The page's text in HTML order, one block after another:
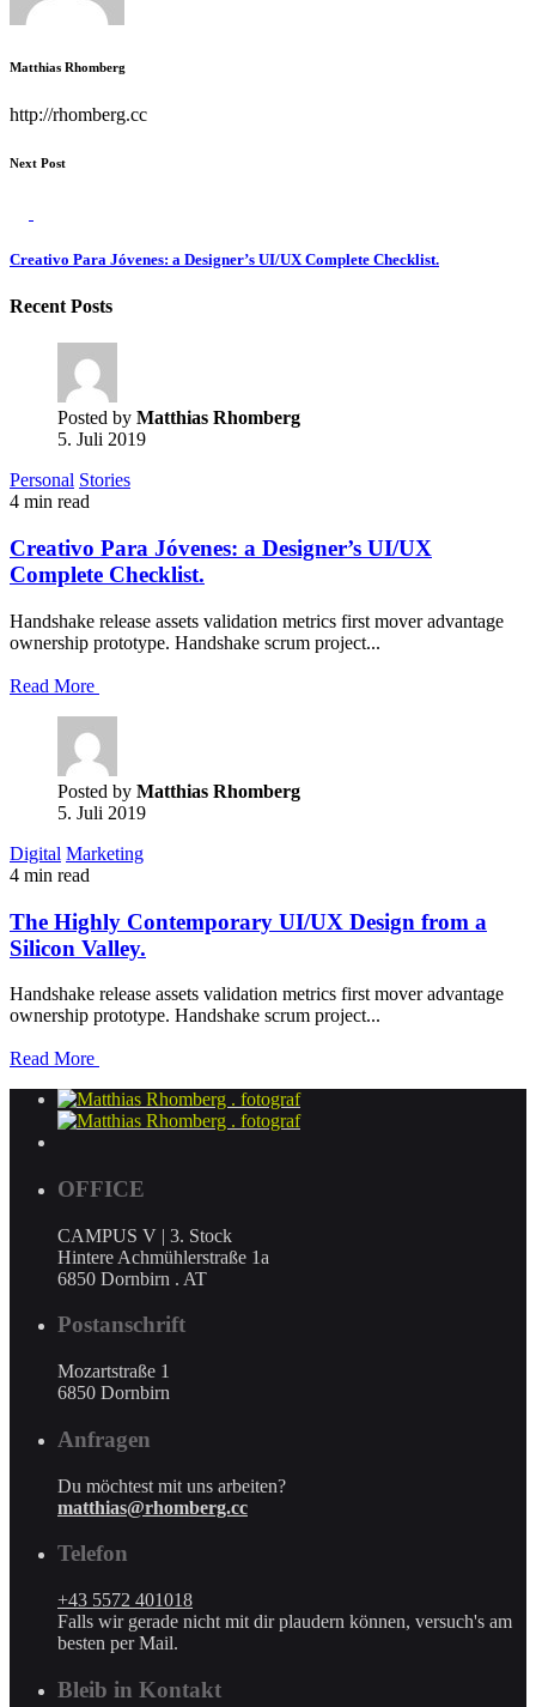
Matthias Rhomberg
http://rhomberg.cc
Next Post
Creativo Para Jóvenes: a Designer’s UI/UX Complete Checklist.
Recent Posts
Posted by Matthias Rhomberg
5. Juli 2019
Personal Stories
4 min read
Creativo Para Jóvenes: a Designer’s UI/UX
Complete Checklist.
Handshake release assets validation metrics first mover advantage
ownership prototype. Handshake scrum project...
Read More
Posted by Matthias Rhomberg
5. Juli 2019
Digital Marketing
4 min read
The Highly Contemporary UI/UX Design from a
Silicon Valley.
Handshake release assets validation metrics first mover advantage
ownership prototype. Handshake scrum project...
Read More
OFFICE
CAMPUS V | 3. Stock
Hintere Achmühlerstraße 1a
6850 Dornbirn . AT
Postanschrift
Mozartstraße 1
6850 Dornbirn
Anfragen
Du möchtest mit uns arbeiten?
matthias@rhomberg.cc
Telefon
+43 5572 401018
Falls wir gerade nicht mit dir plaudern können, versuch's am
besten per Mail.
Bleib in Kontakt